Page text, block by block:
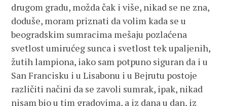
drugom gradu, možda čak i više, nikad se ne zna,
doduše, moram priznati da volim kada se u
beogradskim sumracima mešaju pozlaćena
svetlost umirućeg sunca i svetlost tek upaljenih,
žutih lampiona, iako sam potpuno siguran da i u
San Francisku i u Lisabonu i u Bejrutu postoje
različiti načini da se zavoli sumrak, ipak, nikad
nisam bio u tim gradovima, a iz dana u dan, iz